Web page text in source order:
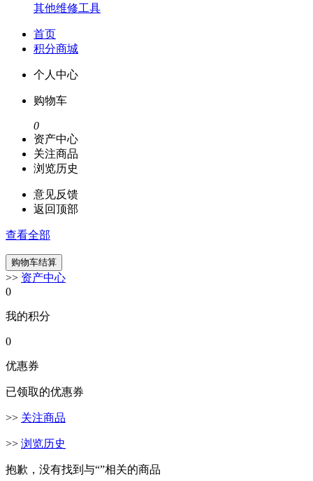
其他维修工具
首页
积分商城
个人中心
购物车
0
资产中心
关注商品
浏览历史
意见反馈
返回顶部
查看全部
>> 资产中心
0
我的积分
0
优惠券
已领取的优惠券
>> 关注商品
>> 浏览历史
抱歉，没有找到与“”相关的商品